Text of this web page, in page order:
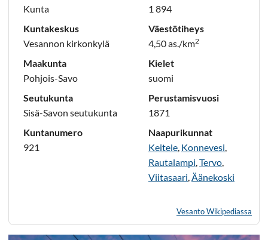
Kunta
Kuntakeskus
Vesannon kirkonkylä
Maakunta
Pohjois-Savo
Seutukunta
Sisä-Savon seutukunta
Kuntanumero
921
1 894
Väestötiheys
4,50 as./km2
Kielet
suomi
Perustamisvuosi
1871
Naapurikunnat
Keitele Konnevesi
Rautalampi Tervo
Viitasaari Äänekoski
Vesanto Wikipediassa